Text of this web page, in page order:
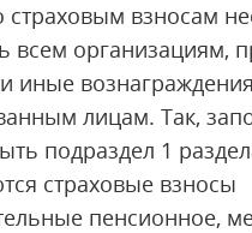
страховым взносам
всем организациям,
иные вознаграждения
лицам. Так,
подраздел 1
страховые взносы
пенсионное,